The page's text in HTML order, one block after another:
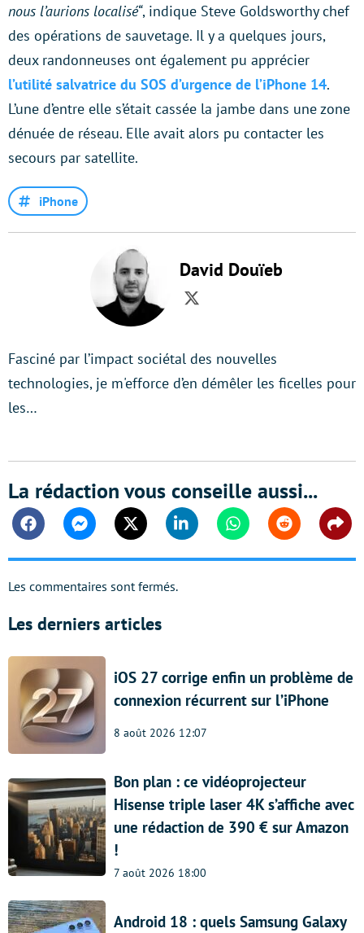
nous l’aurions localisé“, indique Steve Goldsworthy chef
des opérations de sauvetage. Il y a quelques jours,
deux randonneuses ont également pu apprécier
l’utilité salvatrice du SOS d’urgence de l’iPhone 14.
L’une d’entre elle s’était cassée la jambe dans une zone
dénuée de réseau. Elle avait alors pu contacter les
secours par satellite.
iPhone
David Douïeb
Twitter
Fasciné par l’impact sociétal des nouvelles
technologies, je m'efforce d’en démêler les ficelles pour
les…
La rédaction vous conseille aussi...
FacebookMessengerTwitter Linkedin WhatsappReddit
Les commentaires sont fermés.
Les derniers articles
iOS 27 corrige enfin un problème de
connexion récurrent sur l’iPhone
8 août 2026 12:07
Bon plan : ce vidéoprojecteur
Hisense triple laser 4K s’affiche avec
une rédaction de 390 € sur Amazon
!
7 août 2026 18:00
Android 18 : quels Samsung Galaxy